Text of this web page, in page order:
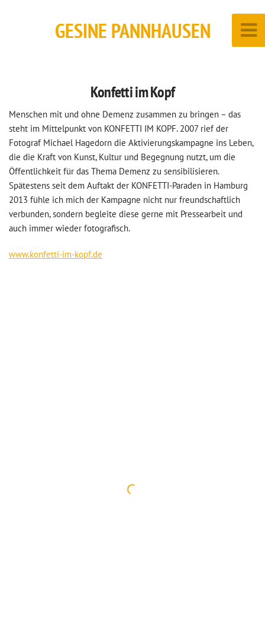
GESINE PANNHAUSEN
Konfetti im Kopf
Menschen mit und ohne Demenz zusammen zu bringen – das
steht im Mittelpunkt von KONFETTI IM KOPF. 2007 rief der
Fotograf Michael Hagedorn die Aktivierungskampagne ins Leben,
die die Kraft von Kunst, Kultur und Begegnung nutzt, um die
Öffentlichkeit für das Thema Demenz zu sensibilisieren.
Spätestens seit dem Auftakt der KONFETTI-Paraden in Hamburg
2013 fühle ich mich der Kampagne nicht nur freundschaftlich
verbunden, sondern begleite diese gerne mit Pressearbeit und
auch immer wieder fotografisch.
www.konfetti-im-kopf.de